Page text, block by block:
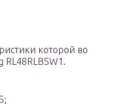
которой во
RL48RLBSW1.